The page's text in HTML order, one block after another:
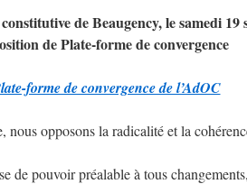
constitutive de Beaugency, le samedi 19
de Plate-forme de convergence
forme de convergence de l’AdOC
nous opposons la radicalité et la
de pouvoir préalable à tous